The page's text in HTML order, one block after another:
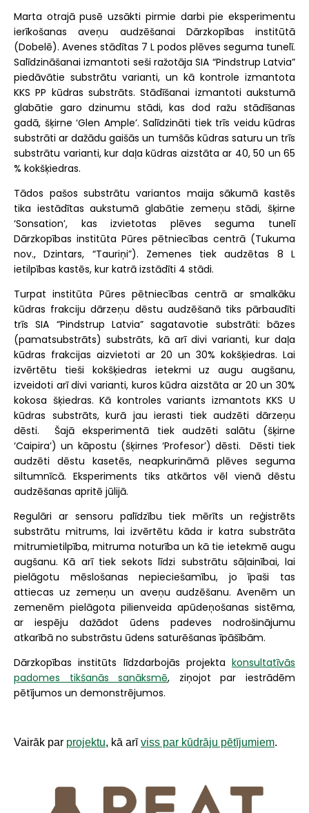
Marta otrajā pusē uzsākti pirmie darbi pie eksperimentu
ierīkošanas aveņu audzēšanai Dārzkopības institūtā
(Dobelē). Avenes stādītas 7 L podos plēves seguma tunelī.
Salīdzināšanai izmantoti seši ražotāja SIA “Pindstrup Latvia”
piedāvātie substrātu varianti, un kā kontrole izmantota
KKS PP kūdras substrāts. Stādīšanai izmantoti aukstumā
glabātie garo dzinumu stādi, kas dod ražu stādīšanas
gadā, šķirne ‘Glen Ample’. Salīdzināti tiek trīs veidu kūdras
substrāti ar dažādu gaišās un tumšās kūdras saturu un trīs
substrātu varianti, kur daļa kūdras aizstāta ar 40, 50 un 65
% kokšķiedras.
Tādos pašos substrātu variantos maija sākumā kastēs
tika iestādītas aukstumā glabātie zemeņu stādi, šķirne
‘Sonsation’, kas izvietotas plēves seguma tunelī
Dārzkopības institūta Pūres pētniecības centrā (Tukuma
nov., Dzintars, “Tauriņi”). Zemenes tiek audzētas 8 L
ietilpības kastēs, kur katrā izstādīti 4 stādi.
Turpat institūta Pūres pētniecības centrā ar smalkāku
kūdras frakciju dārzeņu dēstu audzēšanā tiks pārbaudīti
trīs SIA “Pindstrup Latvia” sagatavotie substrāti: bāzes
(pamatsubstrāts) substrāts, kā arī divi varianti, kur daļa
kūdras frakcijas aizvietoti ar 20 un 30% kokšķiedras. Lai
izvērtētu tieši kokšķiedras ietekmi uz augu augšanu,
izveidoti arī divi varianti, kuros kūdra aizstāta ar 20 un 30%
kokosa šķiedras. Kā kontroles variants izmantots KKS U
kūdras substrāts, kurā jau ierasti tiek audzēti dārzeņu
dēsti. Šajā eksperimentā tiek audzēti salātu (šķirne
‘Caipira’) un kāpostu (šķirnes ‘Profesor’) dēsti. Dēsti tiek
audzēti dēstu kasetēs, neapkurināmā plēves seguma
siltumnīcā. Eksperiments tiks atkārtos vēl vienā dēstu
audzēšanas apritē jūlijā.
Regulāri ar sensoru palīdzību tiek mērīts un reģistrēts
substrātu mitrums, lai izvērtētu kāda ir katra substrāta
mitrumietilpība, mitruma noturība un kā tie ietekmē augu
augšanu. Kā arī tiek sekots līdzi substrātu sāļainībai, lai
pielāgotu mēslošanas nepieciešamību, jo īpaši tas
attiecas uz zemeņu un aveņu audzēšanu. Avenēm un
zemenēm pielāgota pilienveida apūdeņošanas sistēma,
ar iespēju dažādot ūdens padeves nodrošinājumu
atkarībā no substrāstu ūdens saturēšanas īpāšībām.
Dārzkopības institūts līdzdarbojās projekta konsultatīvās
padomes tikšanās sanāksmē, ziņojot par iestrādēm
pētījumos un demonstrējumos.
Vairāk par projektu, kā arīviss par kūdrāju pētījumiem.